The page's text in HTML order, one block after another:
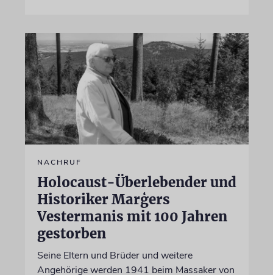
NACHRUF
Holocaust-Überlebender und
Historiker Marģers
Vestermanis mit 100 Jahren
gestorben
Seine Eltern und Brüder und weitere
Angehörige werden 1941 beim Massaker von